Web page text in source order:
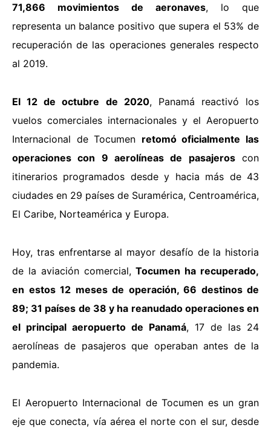
71,866 movimientos de aeronaves, lo que
representa un balance positivo que supera el 53% de
recuperación de las operaciones generales respecto
al 2019.
El 12 de octubre de 2020, Panamá reactivó los
vuelos comerciales internacionales y el Aeropuerto
Internacional de Tocumen retomó oficialmente las
operaciones con 9 aerolíneas de pasajeroscon
itinerarios programados desde y hacia más de 43
ciudades en 29 países de Suramérica, Centroamérica,
El Caribe, Norteamérica y Europa.
Hoy, tras enfrentarse al mayor desafío de la historia
de la aviación comercial,Tocumen ha recuperado,
en estos 12 meses de operación, 66 destinos de
89; 31 países de 38 y ha reanudado operaciones en
el principal aeropuerto de Panamá, 17 de las 24
aerolíneas de pasajeros que operaban antes de la
pandemia.
El Aeropuerto Internacional de Tocumen es un gran
eje que conecta, vía aérea el norte con el sur, desde